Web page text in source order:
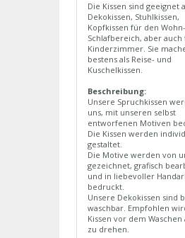
Die Kissen sind geeignet
Dekokissen, Stuhlkissen,
Kopfkissen für den
Schlafbereich, aber auch
Kinderzimmer. Sie
bestens als Reise- und
Kuschelkissen.
Beschreibung:
Unsere Spruchkissen
uns, mit unseren selbst
entworfenen Motiven
Die Kissen werden
gestaltet.
Die Motive werden von
gezeichnet, grafisch
und in liebevoller
bedruckt.
Unsere Dekokissen sind
waschbar. Empfohlen
Kissen vor dem Waschen
zu drehen.